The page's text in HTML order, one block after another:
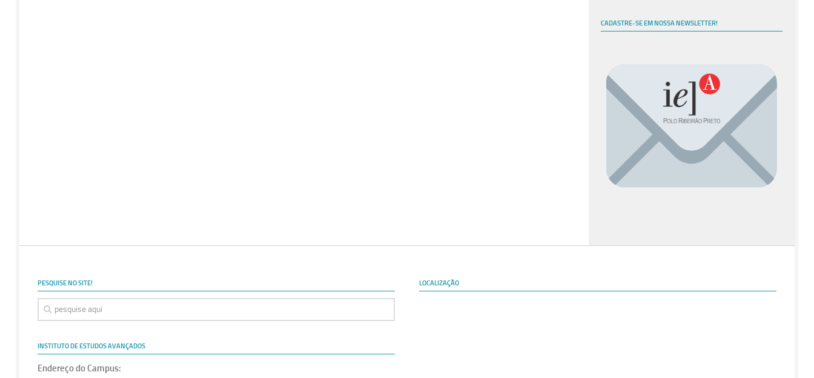
CADASTRE-SE EM NOSSA NEWSLETTER!
PESQUISE NO SITE!
INSTITUTO DE ESTUDOS AVANÇADOS
Endereço do Campus:
LOCALIZAÇÃO